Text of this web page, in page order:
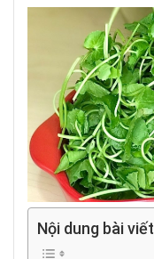
Nội dung bài viết